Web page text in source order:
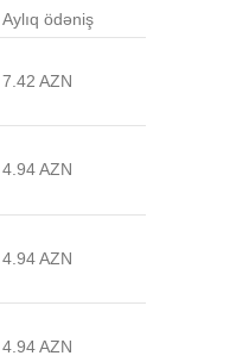
Aylıq ödəniş
7.42 AZN
4.94 AZN
4.94 AZN
4.94 AZN